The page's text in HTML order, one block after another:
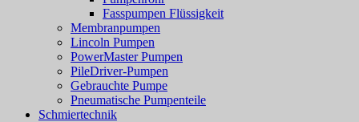
Fasspumpen Flüssigkeit
Membranpumpen
Lincoln Pumpen
PowerMaster Pumpen
PileDriver-Pumpen
Gebrauchte Pumpe
Pneumatische Pumpenteile
Schmiertechnik